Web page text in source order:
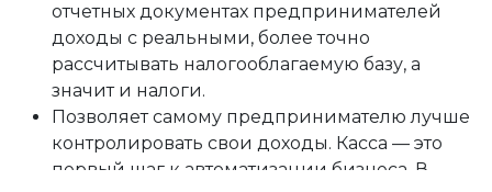
отчетных документах предпринимателей
доходы с реальными, более точно
рассчитывать налогооблагаемую базу, а
значит и налоги.
Позволяет самому предпринимателю лучше
контролировать свои доходы. Касса — это
первый шаг к автоматизации бизнеса. В